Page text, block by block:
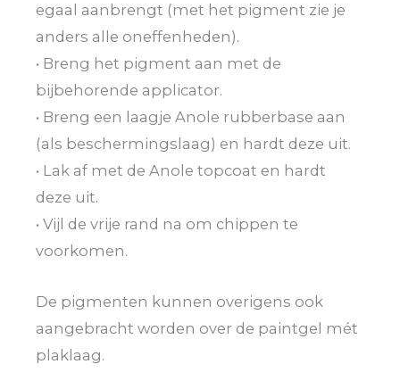
egaal aanbrengt (met het pigment zie je
anders alle oneffenheden).
• Breng het pigment aan met de
bijbehorende applicator.
• Breng een laagje Anole rubberbase aan
(als beschermingslaag) en hardt deze uit.
• Lak af met de Anole topcoat en hardt
deze uit.
• Vijl de vrije rand na om chippen te
voorkomen.
De pigmenten kunnen overigens ook
aangebracht worden over de paintgel mét
plaklaag.